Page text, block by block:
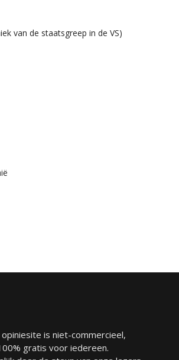
van de staatsgreep in de VS)
is niet-commercieel,
gratis voor iedereen.